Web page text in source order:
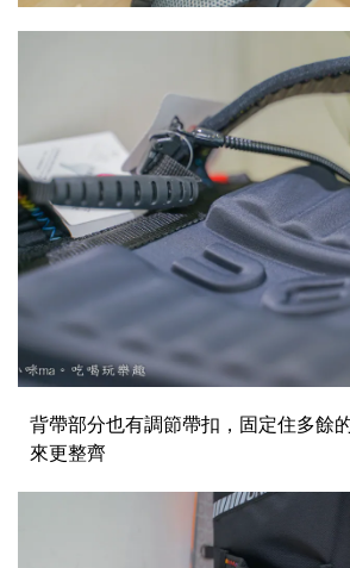
背帶部分也有調節帶扣，固定住多餘
來更整齊